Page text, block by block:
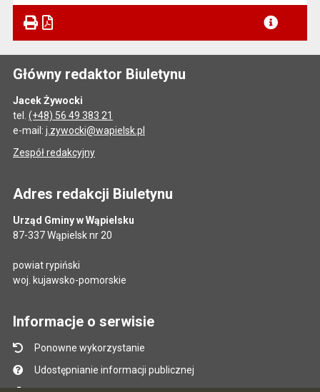
Główny redaktor Biuletynu
Jacek Żywocki
tel. (+48) 56 49 383 21
e-mail: j.zywocki@wapielsk.pl
Zespół redakcyjny
Adres redakcji Biuletynu
Urząd Gminy w Wąpielsku
87-337 Wąpielsk nr 20
powiat rypiński
woj. kujawsko-pomorskie
Informacje o serwisie
Ponowne wykorzystanie
Udostępnianie informacji publicznej